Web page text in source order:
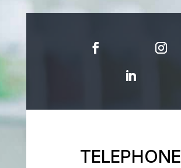
TELEPHONE